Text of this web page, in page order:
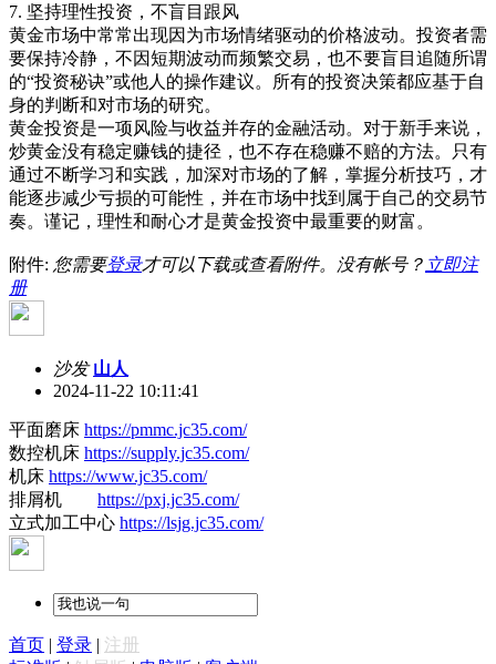
7. 坚持理性投资，不盲目跟风
黄金市场中常常出现因为市场情绪驱动的价格波动。投资者需
要保持冷静，不因短期波动而频繁交易，也不要盲目追随所谓
的“投资秘诀”或他人的操作建议。所有的投资决策都应基于自
身的判断和对市场的研究。
黄金投资是一项风险与收益并存的金融活动。对于新手来说，
炒黄金没有稳定赚钱的捷径，也不存在稳赚不赔的方法。只有
通过不断学习和实践，加深对市场的了解，掌握分析技巧，才
能逐步减少亏损的可能性，并在市场中找到属于自己的交易节
奏。谨记，理性和耐心才是黄金投资中最重要的财富。
附件: 您需要登录才可以下载或查看附件。没有帐号？ 立即注
册
沙发 山人
2024-11-22 10:11:41
平面磨床 https://pmmc.jc35.com/
数控机床 https://supply.jc35.com/
机床 https://www.jc35.com/
排屑机 https://pxj.jc35.com/
立式加工中心 https://lsjg.jc35.com/
首页 | 登录 | 注册